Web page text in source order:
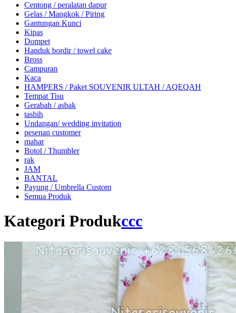
Centong / peralatan dapur
Gelas / Mangkok / Piring
Gantungan Kunci
Kipas
Dompet
Handuk bordir / towel cake
Bross
Campuran
Kaca
HAMPERS / Paket SOUVENIR ULTAH / AQEQAH
Tempat Tisu
Gerabah / asbak
tasbih
Undangan/ wedding invitation
pesenan customer
mahar
Botol / Thumbler
rak
JAM
BANTAL
Payung / Umbrella Custom
Semua Produk
Kategori Produkccc